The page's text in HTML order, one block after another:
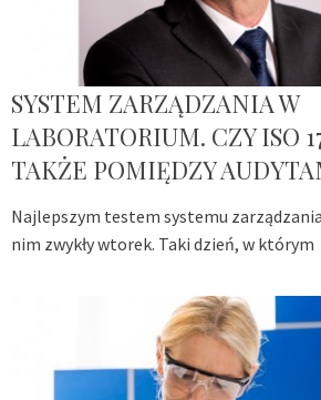
SYSTEM ZARZĄDZANIA W
LABORATORIUM. CZY ISO
TAKŻE POMIĘDZY
Najlepszym testem systemu
nim zwykły wtorek. Taki dzień, w którym